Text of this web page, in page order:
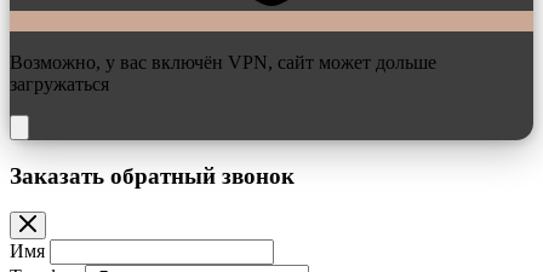
Возможно, у вас включён VPN, сайт может дольше
загружаться
Заказать обратный звонок
Имя